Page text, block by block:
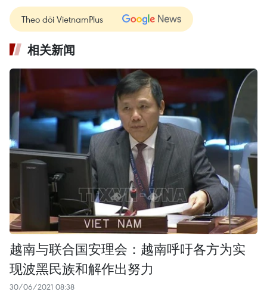
Theo dõi VietnamPlus
相关新闻
越南与联合国安理会：越南呼吁各方为实
现波黑民族和解作出努力
30/06/2021 08:38